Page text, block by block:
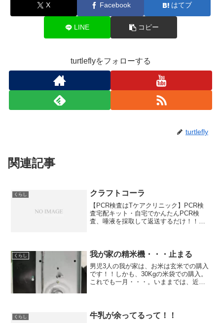
X Facebook はてブ
LINE コピー
turtleflyをフォローする
turtlefly
関連記事
くらし クラフトコーラ
【PCR検査はTケアクリニック】PCR検
査宅配キット・自宅でかんたんPCR検
査、唾液を採取して返送するだけ！！・
104種類もの面白くて...
くらし 我が家の精米機・・・止まる
男児3人の我が家は、お米は玄米での購入
です！！しかも、30Kgの米袋での購入。
これでも一月・・・。いままでは、近く
完了を待っ...
くらし 牛乳が余ってるって！！